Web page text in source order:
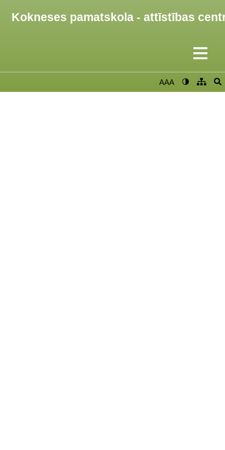
Kokneses pamatskola - attīstības
AAA